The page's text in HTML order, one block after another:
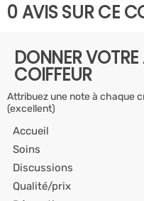
0 AVIS SUR CE
DONNER
COIFFEUR
Attribuez une note à chaque
(excellent)
Accueil
Soins
Discussions
Qualité/prix